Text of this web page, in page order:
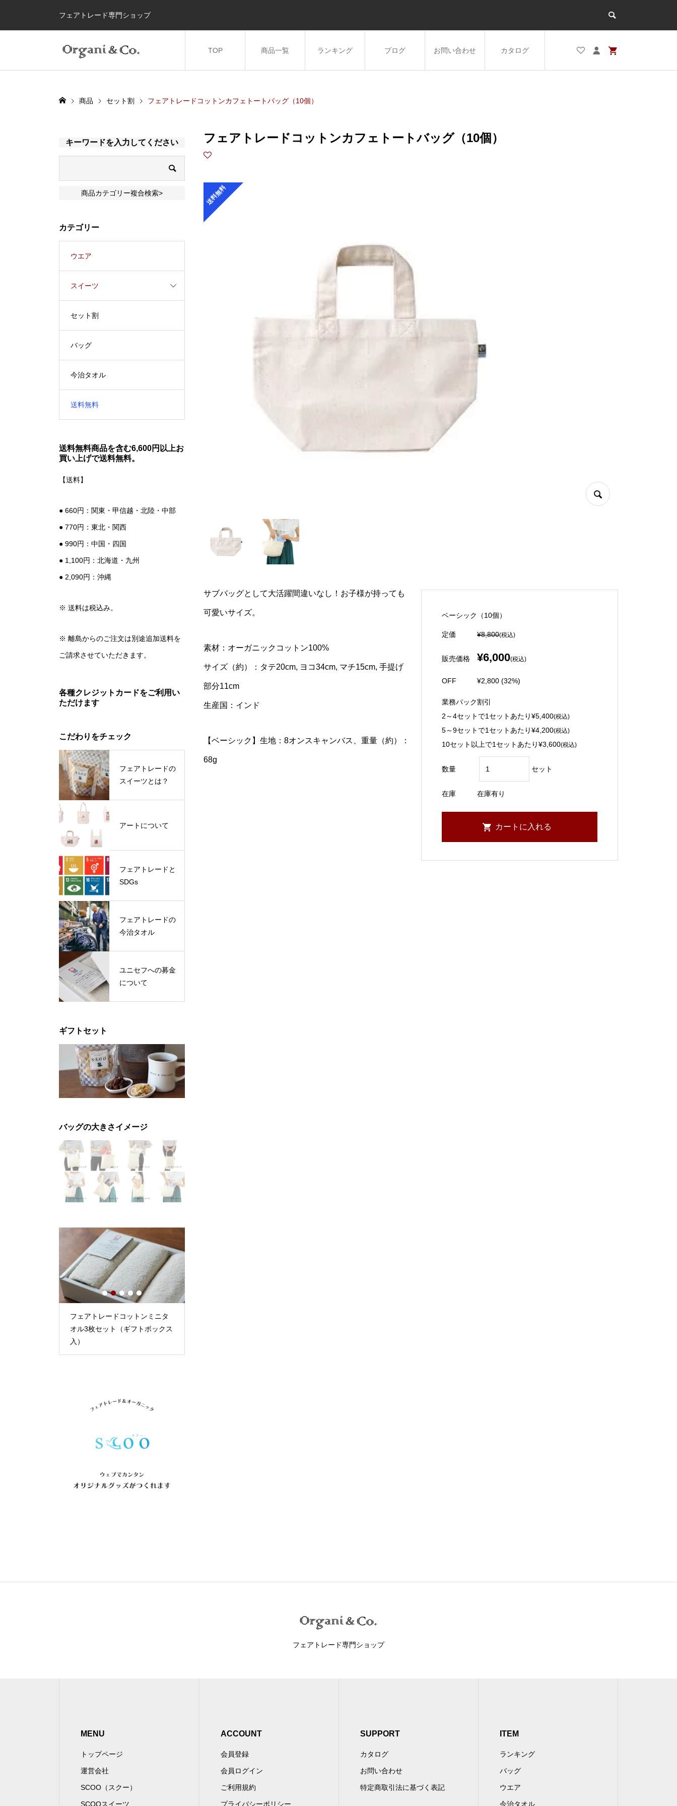
フェアトレード専門ショップ
TOP 商品一覧 ランキング ブログ お問い合わせ カタログ
商品 セット割 フェアトレードコットンカフェトートバッグ（10個）
フェアトレードコットンカフェトートバッグ（10個）
送料無料
サブバッグとして大活躍間違いなし！お子様が持っても
可愛いサイズ。
素材：オーガニックコットン100%
サイズ（約）：タテ20cm, ヨコ34cm, マチ15cm, 手提げ
部分11cm
生産国：インド
【ベーシック】生地：8オンスキャンバス、重量（約）：
68g
ベーシック（10個）
定価 ¥8,800(税込)
販売価格 ¥6,000(税込)
OFF ¥2,800 (32%)
業務パック割引
2～4セットで1セットあたり¥5,400(税込)
5～9セットで1セットあたり¥4,200(税込)
10セット以上で1セットあたり¥3,600(税込)
数量 セット
在庫 在庫有り
キーワードを入力してください
商品カテゴリー複合検索>
カテゴリー
ウエア
スイーツ
セット割
バッグ
今治タオル
送料無料
送料無料商品を含む6,600円以上お
買い上げで送料無料。
【送料】
● 660円：関東・甲信越・北陸・中部
● 770円：東北・関西
● 990円：中国・四国
● 1,100円：北海道・九州
● 2,090円：沖縄
※ 送料は税込み。
※ 離島からのご注文は別途追加送料を
ご請求させていただきます。
各種クレジットカードをご利用い
ただけます
こだわりをチェック
フェアトレードの
スイーツとは？
アートについて
フェアトレードと
SDGs
フェアトレードの
今治タオル
ユニセフへの募金
について
ギフトセット
バッグの大きさイメージ
フェアトレードコットンミニタ
オル3枚セット（ギフトボックス
入）
1 2 3 4 5
フェアトレード専門ショップ
MENU
トップページ
運営会社
SCOO（スクー）
SCOOスイーツ
ACCOUNT
会員登録
会員ログイン
ご利用規約
プライバシーポリシー
SUPPORT
カタログ
お問い合わせ
特定商取引法に基づく表記
ITEM
ランキング
バッグ
ウエア
今治タオル